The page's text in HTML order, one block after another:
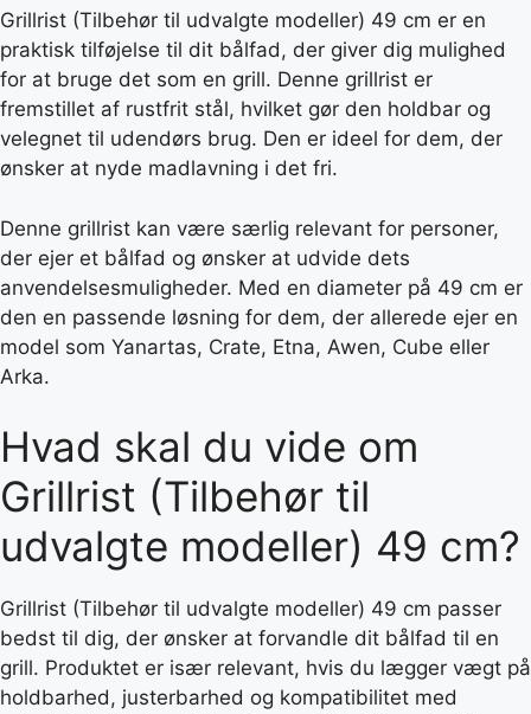
Grillrist (Tilbehør til udvalgte modeller) 49 cm er en
praktisk tilføjelse til dit bålfad, der giver dig mulighed
for at bruge det som en grill. Denne grillrist er
fremstillet af rustfrit stål, hvilket gør den holdbar og
velegnet til udendørs brug. Den er ideel for dem, der
ønsker at nyde madlavning i det fri.
Denne grillrist kan være særlig relevant for personer,
der ejer et bålfad og ønsker at udvide dets
anvendelsesmuligheder. Med en diameter på 49 cm er
den en passende løsning for dem, der allerede ejer en
model som Yanartas, Crate, Etna, Awen, Cube eller
Arka.
Hvad skal du vide om
Grillrist (Tilbehør til
udvalgte modeller) 49 cm?
Grillrist (Tilbehør til udvalgte modeller) 49 cm passer
bedst til dig, der ønsker at forvandle dit bålfad til en
grill. Produktet er især relevant, hvis du lægger vægt på
holdbarhed, justerbarhed og kompatibilitet med